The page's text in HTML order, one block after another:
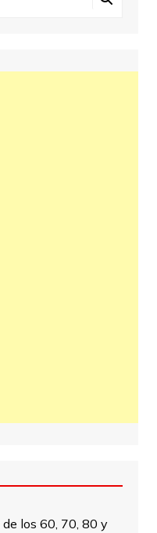
los 60, 70, 80 y